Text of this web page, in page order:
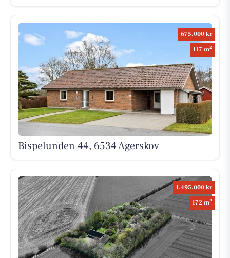
675.000 kr
117 m2
Bispelunden 44, 6534 Agerskov
1.495.000 kr
172 m2